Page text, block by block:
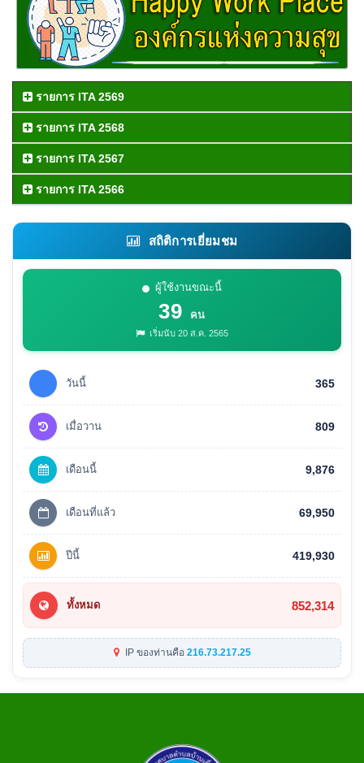
รายการ ITA 2569
รายการ ITA 2568
รายการ ITA 2567
รายการ ITA 2566
สถิติการเยี่ยมชม
ผู้ใช้งานขณะนี้
39 คน
เริ่มนับ 20 ส.ค. 2565
วันนี้ 365
เมื่อวาน 809
เดือนนี้ 9,876
เดือนที่แล้ว 69,950
ปีนี้ 419,930
ทั้งหมด 852,314
IP ของท่านคือ 216.73.217.25